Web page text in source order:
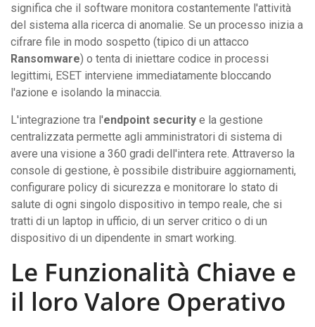
significa che il software monitora costantemente l'attività
del sistema alla ricerca di anomalie. Se un processo inizia a
cifrare file in modo sospetto (tipico di un attacco
Ransomware) o tenta di iniettare codice in processi
legittimi, ESET interviene immediatamente bloccando
l'azione e isolando la minaccia.
L'integrazione tra l'endpoint security e la gestione
centralizzata permette agli amministratori di sistema di
avere una visione a 360 gradi dell'intera rete. Attraverso la
console di gestione, è possibile distribuire aggiornamenti,
configurare policy di sicurezza e monitorare lo stato di
salute di ogni singolo dispositivo in tempo reale, che si
tratti di un laptop in ufficio, di un server critico o di un
dispositivo di un dipendente in smart working.
Le Funzionalità Chiave e
il loro Valore Operativo